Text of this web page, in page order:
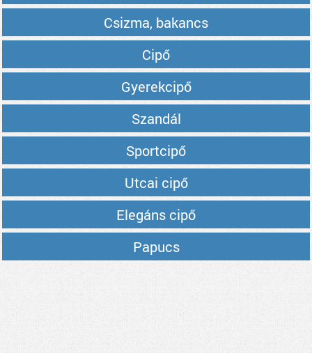
Csizma, bakancs
Cipő
Gyerekcipő
Szandál
Sportcipő
Utcai cipő
Elegáns cipő
Papucs